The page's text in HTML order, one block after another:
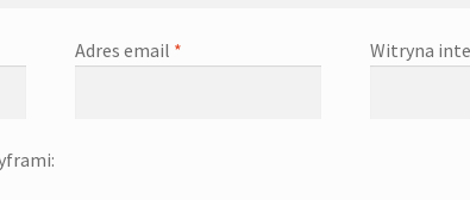
Adres email * Witryna